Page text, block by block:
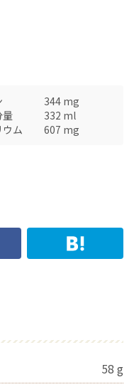
344 mg
量 332 ml
ウム 607 mg
58 g